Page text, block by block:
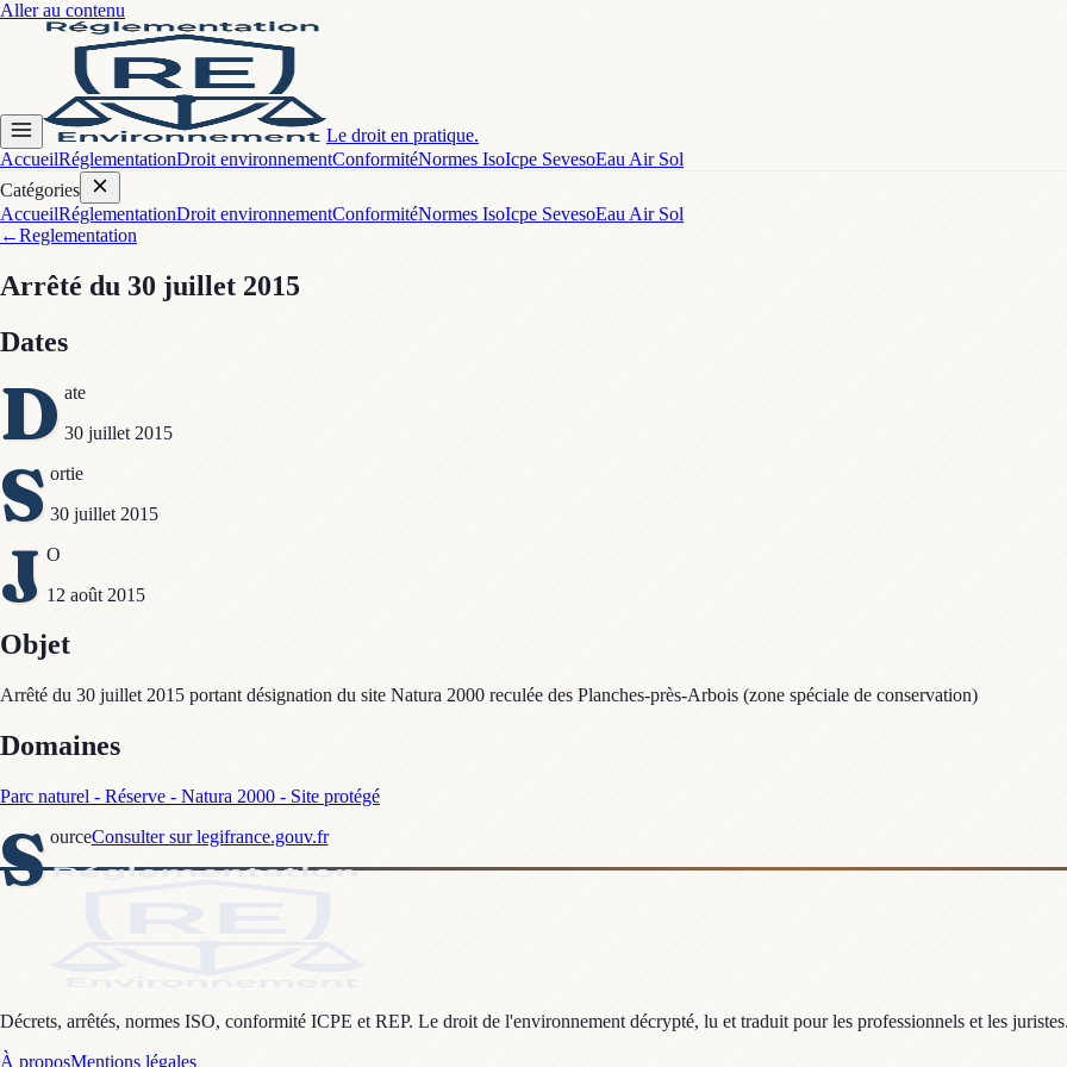
Aller au contenu
Le droit en pratique.
AccueilRéglementationDroit environnementConformitéNormes IsoIcpe SevesoEau Air Sol
Catégories
AccueilRéglementationDroit environnementConformitéNormes IsoIcpe SevesoEau Air Sol
←Reglementation
Arrêté du 30 juillet 2015
Dates
D ate
30 juillet 2015
S ortie
30 juillet 2015
J O
12 août 2015
Objet
Arrêté du 30 juillet 2015 portant désignation du site Natura 2000 reculée des Planches-près-Arbois (zone spéciale de conservation)
Domaines
Parc naturel - Réserve - Natura 2000 - Site protégé
S ourceConsulter sur legifrance.gouv.fr
Décrets, arrêtés, normes ISO, conformité ICPE et REP. Le droit de l'environnement décrypté, lu et traduit pour les professionnels et les
À proposMentions légales